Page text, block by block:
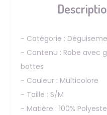
- Catégorie :
- Contenu : Robe avec
bottes
- Couleur : Multicolore
- Taille : S/M
- Matière : 100%